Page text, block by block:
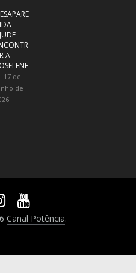
A
17 de
de
Canal Potência.